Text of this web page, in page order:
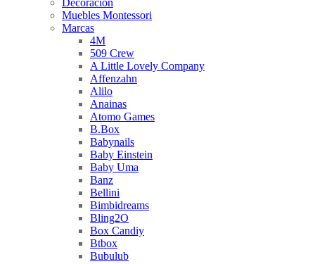
Decoración
Muebles Montessori
Marcas
4M
509 Crew
A Little Lovely Company
Affenzahn
Alilo
Anainas
Atomo Games
B.Box
Babynails
Baby Einstein
Baby Uma
Banz
Bellini
Bimbidreams
Bling2O
Box Candiy
Btbox
Bubulub